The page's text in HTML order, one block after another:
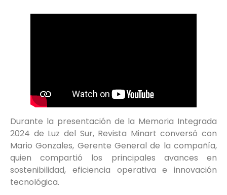
Durante la presentación de la Memoria Integrada
2024 de Luz del Sur, Revista Minart conversó con
Mario Gonzales, Gerente General de la compañía,
quien compartió los principales avances en
sostenibilidad, eficiencia operativa e innovación
tecnológica.